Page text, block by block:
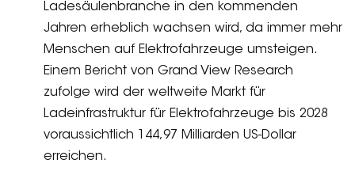
Ladesäulenbranche in den kommenden
Jahren erheblich wachsen wird, da immer mehr
Menschen auf Elektrofahrzeuge umsteigen.
Einem Bericht von Grand View Research
zufolge wird der weltweite Markt für
Ladeinfrastruktur für Elektrofahrzeuge bis 2028
voraussichtlich 144,97 Milliarden US-Dollar
erreichen.